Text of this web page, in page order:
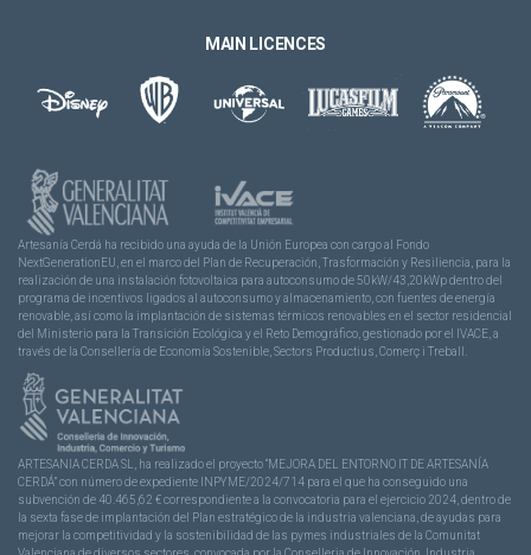
MAIN LICENCES
Artesanía Cerdá ha recibido una ayuda de la Unión Europea con cargo al Fondo
NextGenerationEU, en el marco del Plan de Recuperación, Trasformación y Resiliencia, para la
realización de una instalación fotovoltaica para autoconsumo de 50kW/43,20kWp dentro del
programa de incentivos ligados al autoconsumo y almacenamiento, con fuentes de energía
renovable, así como la implantación de sistemas térmicos renovables en el sector residencial
del Ministerio para la Transición Ecológica y el Reto Demográfico, gestionado por el IVACE, a
través de la Consellería de Economía Sostenible, Sectors Productius, Comerç i Treball.
ARTESANIA CERDA SL, ha realizado el proyecto “MEJORA DEL ENTORNO IT DE ARTESANÍA
CERDÁ” con número de expediente INPYME/2024/714 para el que ha conseguido una
subvención de 40.465,62 € correspondiente a la convocatoria para el ejercicio 2024, dentro de
la sexta fase de implantación del Plan estratégico de la industria valenciana, de ayudas para
mejorar la competitividad y la sostenibilidad de las pymes industriales de la Comunitat